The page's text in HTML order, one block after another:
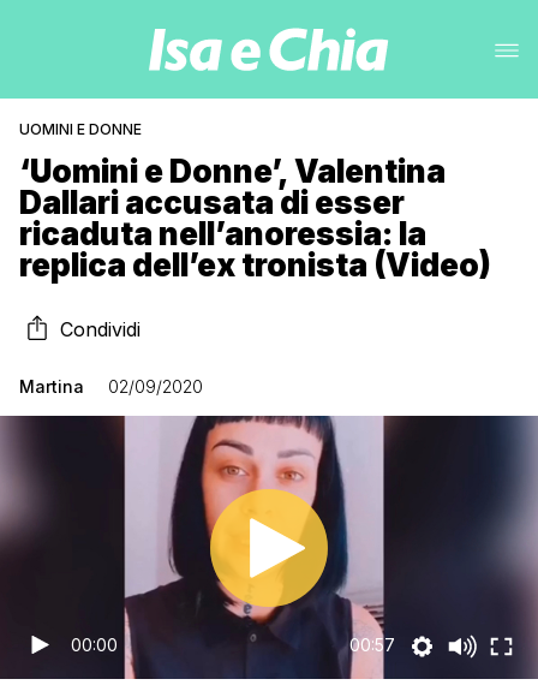
UOMINI E DONNE
‘Uomini e Donne’, Valentina
Dallari accusata di esser
ricaduta nell’anoressia: la
replica dell’ex tronista (Video)
Condividi
Martina 02/09/2020
00:00 00:57